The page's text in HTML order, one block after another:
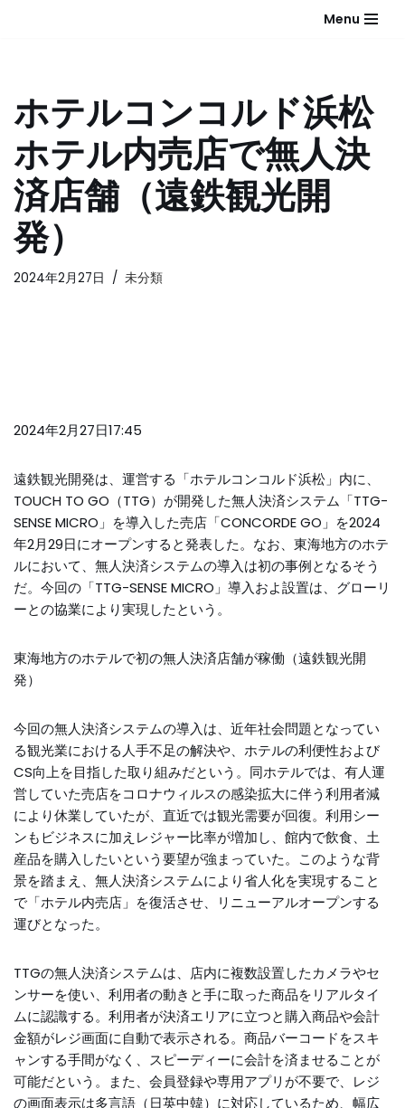
ン
へ
ス
キ
ッ
プ
Menu
ホテルコンコルド浜松
ホテル内売店で無人決
済店舗（遠鉄観光開
発）
2024年2月27日 未分類
2024年2月27日17:45
遠鉄観光開発は、運営する「ホテルコンコルド浜松」内に、
TOUCH TO GO（TTG）が開発した無人決済システム「TTG-
SENSE MICRO」を導入した売店「CONCORDE GO」を2024
年2月29日にオープンすると発表した。なお、東海地方のホテ
ルにおいて、無人決済システムの導入は初の事例となるそう
だ。今回の「TTG-SENSE MICRO」導入およ設置は、グローリ
ーとの協業により実現したという。
東海地方のホテルで初の無人決済店舗が稼働（遠鉄観光開
発）
今回の無人決済システムの導入は、近年社会問題となってい
る観光業における人手不足の解決や、ホテルの利便性および
CS向上を目指した取り組みだという。同ホテルでは、有人運
営していた売店をコロナウィルスの感染拡大に伴う利用者減
により休業していたが、直近では観光需要が回復。利用シー
ンもビジネスに加えレジャー比率が増加し、館内で飲食、土
産品を購入したいという要望が強まっていた。このような背
景を踏まえ、無人決済システムにより省人化を実現すること
で「ホテル内売店」を復活させ、リニューアルオープンする
運びとなった。
TTGの無人決済システムは、店内に複数設置したカメラやセ
ンサーを使い、利用者の動きと手に取った商品をリアルタイ
ムに認識する。利用者が決済エリアに立つと購入商品や会計
金額がレジ画面に自動で表示される。商品バーコードをスキ
ャンする手間がなく、スピーディーに会計を済ませることが
可能だという。また、会員登録や専用アプリが不要で、レジ
の画面表示は多言語（日英中韓）に対応しているため、幅広